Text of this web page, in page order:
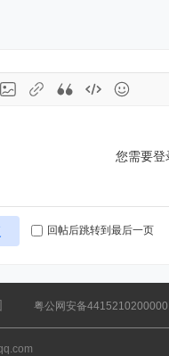
您需要登
回帖后跳转到最后一页
粤公网安备